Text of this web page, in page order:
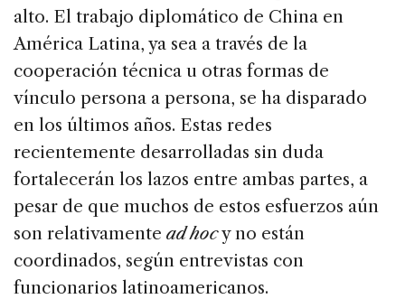
alto. El trabajo diplomático de China en
América Latina, ya sea a través de la
cooperación técnica u otras formas de
vínculo persona a persona, se ha disparado
en los últimos años. Estas redes
recientemente desarrolladas sin duda
fortalecerán los lazos entre ambas partes, a
pesar de que muchos de estos esfuerzos aún
son relativamente ad hocy no están
coordinados, según entrevistas con
funcionarios latinoamericanos.